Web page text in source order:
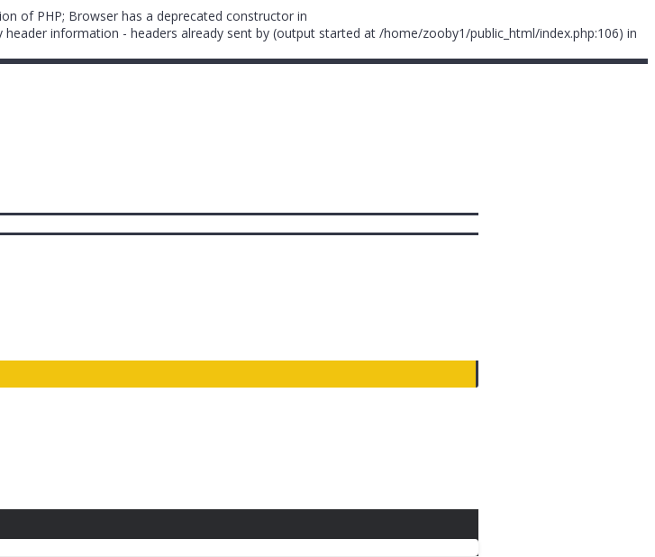
of PHP; Browser has a deprecated constructor in
header information - headers already sent by (output started at /home/zooby1/public_html/index.php:106) in